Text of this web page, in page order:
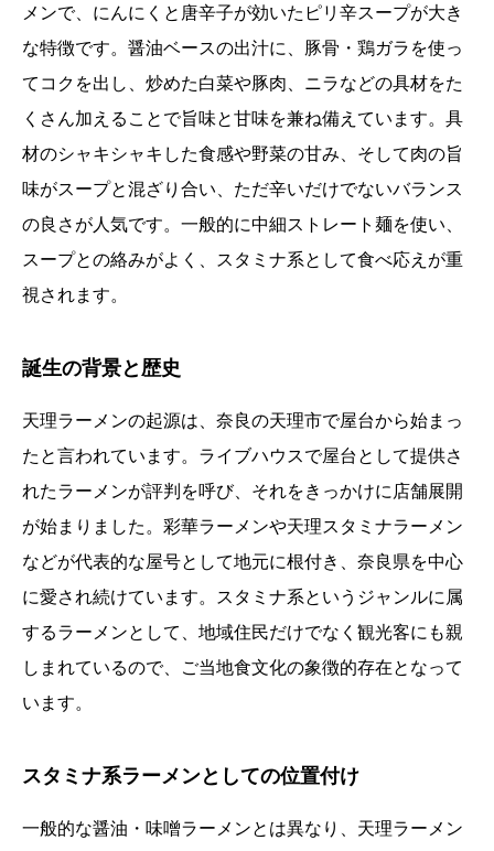
メンで、にんにくと唐辛子が効いたピリ辛スープが大き
な特徴です。醤油ベースの出汁に、豚骨・鶏ガラを使っ
てコクを出し、炒めた白菜や豚肉、ニラなどの具材をた
くさん加えることで旨味と甘味を兼ね備えています。具
材のシャキシャキした食感や野菜の甘み、そして肉の旨
味がスープと混ざり合い、ただ辛いだけでないバランス
の良さが人気です。一般的に中細ストレート麺を使い、
スープとの絡みがよく、スタミナ系として食べ応えが重
視されます。
誕生の背景と歴史
天理ラーメンの起源は、奈良の天理市で屋台から始まっ
たと言われています。ライブハウスで屋台として提供さ
れたラーメンが評判を呼び、それをきっかけに店舗展開
が始まりました。彩華ラーメンや天理スタミナラーメン
などが代表的な屋号として地元に根付き、奈良県を中心
に愛され続けています。スタミナ系というジャンルに属
するラーメンとして、地域住民だけでなく観光客にも親
しまれているので、ご当地食文化の象徴的存在となって
います。
スタミナ系ラーメンとしての位置付け
一般的な醤油・味噌ラーメンとは異なり、天理ラーメン